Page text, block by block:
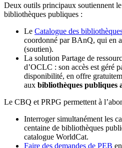
Deux outils principaux soutiennent le
bibliothèques publiques :
Le Catalogue des
coordonné par BAnQ, qui en
(soutien).
La solution Partage de
d’OCLC : son accès est géré
disponibilité, en offre
aux bibliothèques publiques
Le CBQ et PRPG permettent à
Interroger simultanément les
centaine de bibliothèques
catalogue WorldCat.
Faire des demandes de PEB